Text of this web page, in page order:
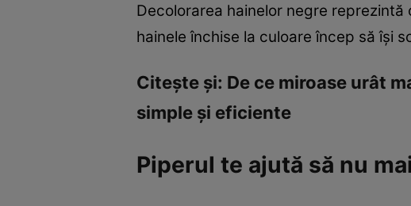
Decolorarea hainelor negre
hainele închise la culoare încep să îşi
Citeşte şi: De ce miroase urât
simple şi eficiente
Piperul te ajută să nu